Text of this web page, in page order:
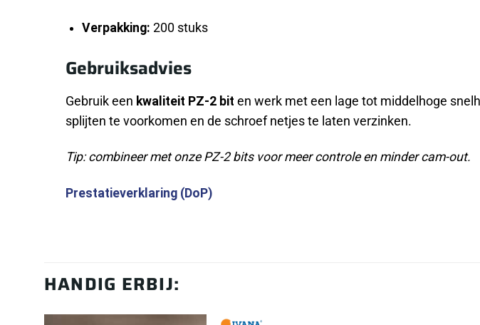
Verpakking: 200 stuks
Gebruiksadvies
Gebruik een kwaliteit PZ-2 bit en werk met een lage tot middelhoge
splijten te voorkomen en de schroef netjes te laten verzinken.
Tip: combineer met onze PZ-2 bits voor meer controle en minder cam-out.
Prestatieverklaring (DoP)
HANDIG ERBIJ: